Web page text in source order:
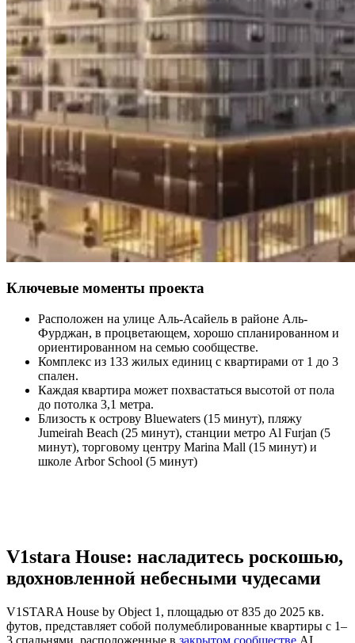
Ключевые моменты проекта
Расположен на улице Аль-Асайель в районе Аль-
Фурджан, в процветающем, хорошо спланированном и
ориентированном на семью сообществе.
Комплекс из 133 жилых единиц с квартирами от 1 до 3
спален.
Каждая квартира может похвастаться высотой от пола
до потолка 3,1 метра.
Близость к острову Bluewaters (15 минут), пляжу
Jumeirah Beach (25 минут), станции метро Al Furjan (5
минут), торговому центру Marina Mall (15 минут) и
школе Arbor School (5 минут)
V1stara House: насладитесь роскошью,
вдохновленной небесными чудесами
V1STARA House by Object 1, площадью от 835 до 2025 кв.
футов, представляет собой полумеблированные квартиры с 1–
3 спальнями, расположенные в закрытом сообществе AI